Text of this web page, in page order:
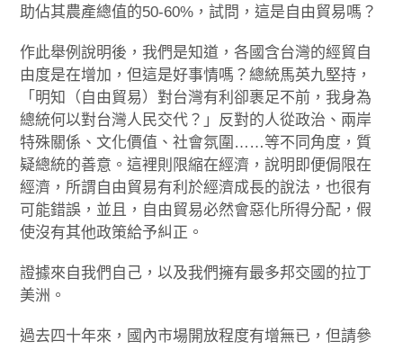
助佔其農產總值的50-60%，試問，這是自由貿易嗎？
作此舉例說明後，我們是知道，各國含台灣的經貿自
由度是在增加，但這是好事情嗎？總統馬英九堅持，
「明知（自由貿易）對台灣有利卻裹足不前，我身為
總統何以對台灣人民交代？」反對的人從政治、兩岸
特殊關係、文化價值、社會氛圍……等不同角度，質
疑總統的善意。這裡則限縮在經濟，說明即便侷限在
經濟，所謂自由貿易有利於經濟成長的說法，也很有
可能錯誤，並且，自由貿易必然會惡化所得分配，假
使沒有其他政策給予糾正。
證據來自我們自己，以及我們擁有最多邦交國的拉丁
美洲。
過去四十年來，國內市場開放程度有增無已，但請參